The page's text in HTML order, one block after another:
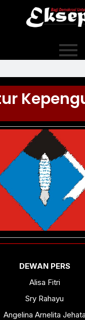
DEWAN PERS
Alisa Fitri
Sry Rahayu
Angelina Arnelita Jehata